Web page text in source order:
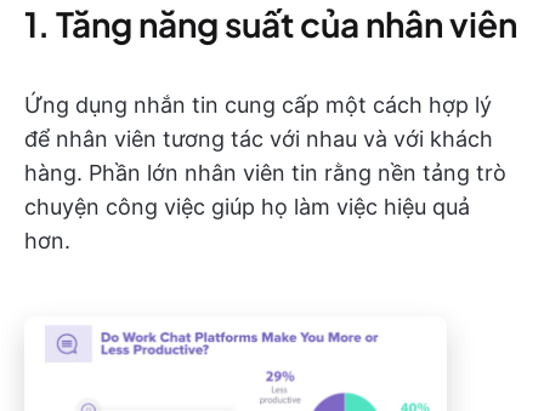
1. Tăng năng suất của nhân viên
Ứng dụng nhắn tin cung cấp một cách hợp lý
để nhân viên tương tác với nhau và với khách
hàng. Phần lớn nhân viên tin rằng nền tảng trò
chuyện công việc giúp họ làm việc hiệu quả
hơn.